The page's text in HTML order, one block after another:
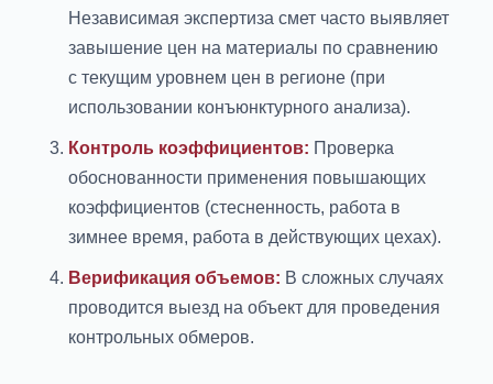
Независимая экспертиза смет часто выявляет
завышение цен на материалы по сравнению
с текущим уровнем цен в регионе (при
использовании конъюнктурного анализа).
Контроль коэффициентов: Проверка
обоснованности применения повышающих
коэффициентов (стесненность, работа в
зимнее время, работа в действующих цехах).
Верификация объемов: В сложных случаях
проводится выезд на объект для проведения
контрольных обмеров.